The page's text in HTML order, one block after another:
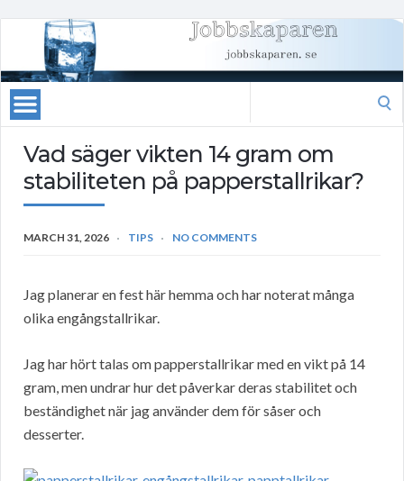
Vad säger vikten 14 gram om
stabiliteten på papperstallrikar?
MARCH 31, 2026 TIPS NO COMMENTS
Jag planerar en fest här hemma och har noterat många
olika engångstallrikar.
Jag har hört talas om papperstallrikar med en vikt på 14
gram, men undrar hur det påverkar deras stabilitet och
beständighet när jag använder dem för såser och
desserter.